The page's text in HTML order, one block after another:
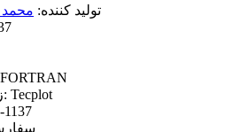
تولید کننده: محمد
FORTRAN
زبان برنامه نویسی 2: Tecplot